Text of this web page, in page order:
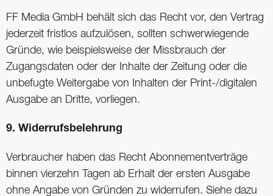
FF Media GmbH behält sich das Recht vor, den Vertrag
jederzeit fristlos aufzulösen, sollten schwerwiegende
Gründe, wie beispielsweise der Missbrauch der
Zugangsdaten oder der Inhalte der Zeitung oder die
unbefugte Weitergabe von Inhalten der Print-/digitalen
Ausgabe an Dritte, vorliegen.
9. Widerrufsbelehrung
Verbraucher haben das Recht Abonnementverträge
binnen vierzehn Tagen ab Erhalt der ersten Ausgabe
ohne Angabe von Gründen zu widerrufen. Siehe dazu